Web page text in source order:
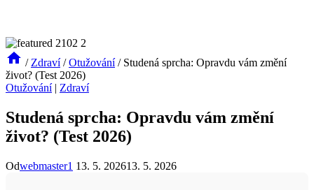
/ Zdraví / Otužování / Studená sprcha: Opravdu vám změní
život? (Test 2026)
Otužování| Zdraví
Studená sprcha: Opravdu vám změní
život? (Test 2026)
Odwebmaster1 13. 5. 202613. 5. 2026